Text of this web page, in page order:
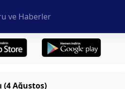
ve Haberler
(4 Ağustos)